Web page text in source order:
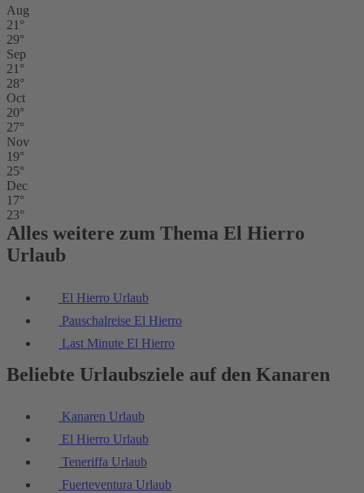
Aug
21°
29°
Sep
21°
28°
Oct
20°
27°
Nov
19°
25°
Dec
17°
23°
Alles weitere zum Thema El Hierro
Urlaub
El Hierro Urlaub
Pauschalreise El Hierro
Last Minute El Hierro
Beliebte Urlaubsziele auf den Kanaren
Kanaren Urlaub
El Hierro Urlaub
Teneriffa Urlaub
Fuerteventura Urlaub